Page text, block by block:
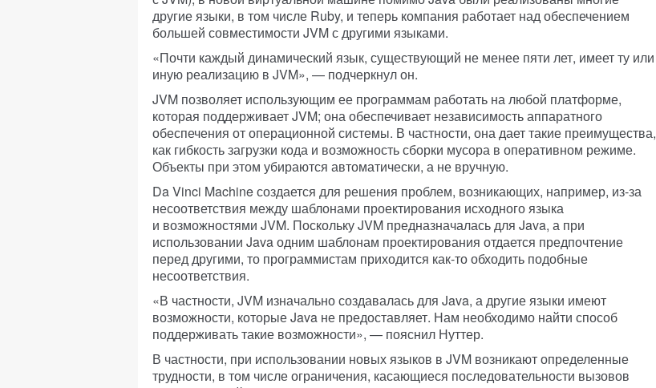
другие языки, в том числе Ruby, и теперь компания работает над обеспечением
большей совместимости JVM с другими языками.
«Почти каждый динамический язык, существующий не менее пяти лет, имеет ту или
иную реализацию в JVM», — подчеркнул он.
JVM позволяет использующим ее программам работать на любой платформе,
которая поддерживает JVM; она обеспечивает независимость аппаратного
обеспечения от операционной системы. В частности, она дает такие преимущества,
как гибкость загрузки кода и возможность сборки мусора в оперативном режиме.
Объекты при этом убираются автоматически, а не вручную.
Da Vinci Machine создается для решения проблем, возникающих, например, из-за
несоответствия между шаблонами проектирования исходного языка
и возможностями JVM. Поскольку JVM предназначалась для Java, а при
использовании Java одним шаблонам проектирования отдается предпочтение
перед другими, то программистам приходится как-то обходить подобные
несоответствия.
«В частности, JVM изначально создавалась для Java, а другие языки имеют
возможности, которые Java не предоставляет. Нам необходимо найти способ
поддерживать такие возможности», — пояснил Нуттер.
В частности, при использовании новых языков в JVM возникают определенные
трудности, в том числе ограничения, касающиеся последовательности вызовов